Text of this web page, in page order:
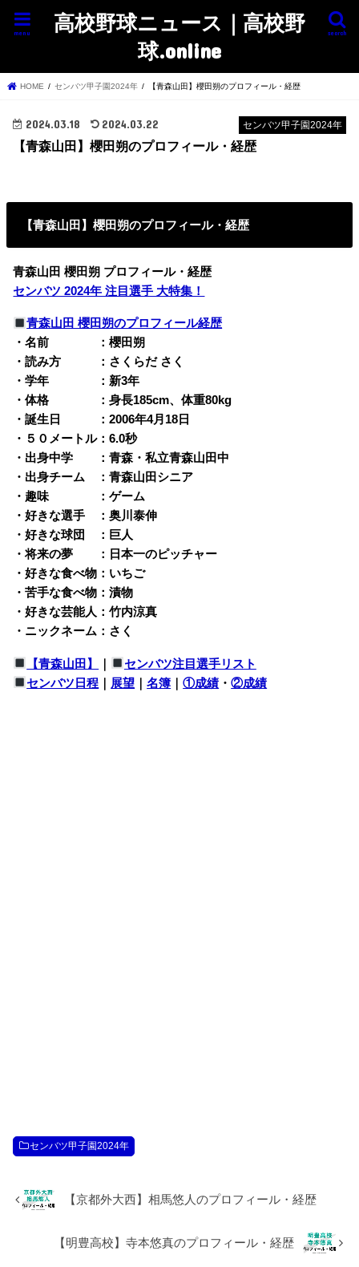
高校野球ニュース｜高校野
球.online
search
menu
HOME センバツ甲子園2024年 【青森山田】櫻田朔のプロフィール・経歴
センバツ甲子園2024年
2024.03.18 2024.03.22
【青森山田】櫻田朔のプロフィール・経歴
【青森山田】櫻田朔のプロフィール・経歴
青森山田 櫻田朔 プロフィール・経歴
センバツ 2024年 注目選手 大特集！
青森山田 櫻田朔のプロフィール経歴
・名前 ：櫻田朔
・読み方 ：さくらだ さく
・学年 ：新3年
・体格 ：身長185cm、体重80kg
・誕生日 ：2006年4月18日
・５０メートル：6.0秒
・出身中学 ：青森・私立青森山田中
・出身チーム ：青森山田シニア
・趣味 ：ゲーム
・好きな選手 ：奥川泰伸
・好きな球団 ：巨人
・将来の夢 ：日本一のピッチャー
・好きな食べ物：いちご
・苦手な食べ物：漬物
・好きな芸能人：竹内涼真
・ニックネーム：さく
【青森山田】 ｜
センバツ注目選手リスト
センバツ日程 ｜ 展望 ｜名簿 ｜①成績 ・②成績
センバツ甲子園2024年
【京都外大西】相馬悠人のプロフィール・経歴
【明豊高校】寺本悠真のプロフィール・経歴